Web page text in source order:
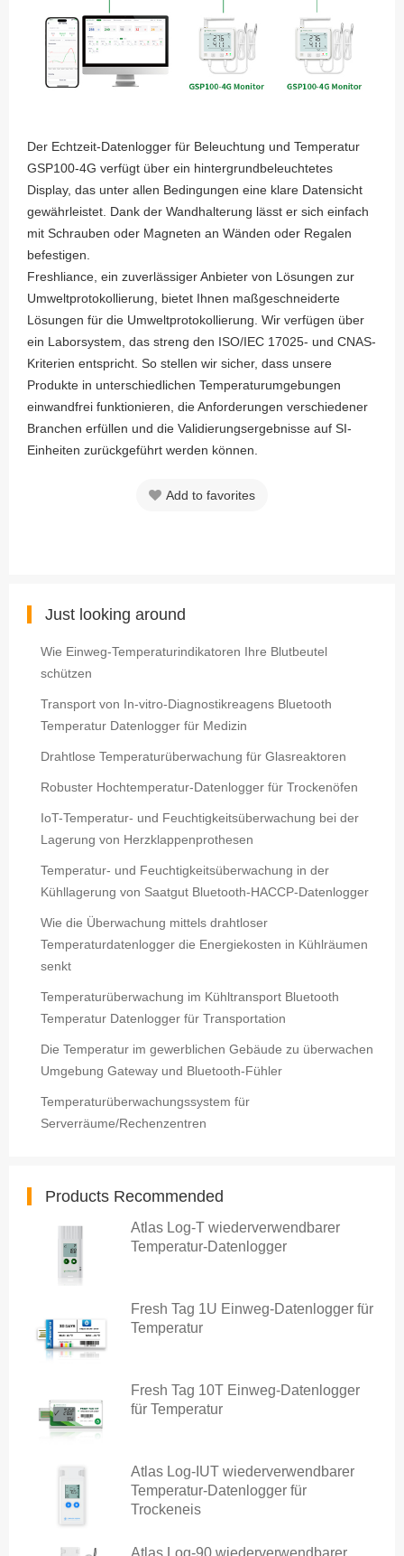
Der Echtzeit-Datenlogger für Beleuchtung und Temperatur
GSP100-4G verfügt über ein hintergrundbeleuchtetes
Display, das unter allen Bedingungen eine klare Datensicht
gewährleistet. Dank der Wandhalterung lässt er sich einfach
mit Schrauben oder Magneten an Wänden oder Regalen
befestigen.
Freshliance, ein zuverlässiger Anbieter von Lösungen zur
Umweltprotokollierung, bietet Ihnen maßgeschneiderte
Lösungen für die Umweltprotokollierung. Wir verfügen über
ein Laborsystem, das streng den ISO/IEC 17025- und CNAS-
Kriterien entspricht. So stellen wir sicher, dass unsere
Produkte in unterschiedlichen Temperaturumgebungen
einwandfrei funktionieren, die Anforderungen verschiedener
Branchen erfüllen und die Validierungsergebnisse auf SI-
Einheiten zurückgeführt werden können.
Add to favorites
Just looking around
Wie Einweg-Temperaturindikatoren Ihre Blutbeutel
schützen
Transport von In-vitro-Diagnostikreagens Bluetooth
Temperatur Datenlogger für Medizin
Drahtlose Temperaturüberwachung für Glasreaktoren
Robuster Hochtemperatur-Datenlogger für Trockenöfen
IoT-Temperatur- und Feuchtigkeitsüberwachung bei der
Lagerung von Herzklappenprothesen
Temperatur- und Feuchtigkeitsüberwachung in der
Kühllagerung von Saatgut Bluetooth-HACCP-Datenlogger
Wie die Überwachung mittels drahtloser
Temperaturdatenlogger die Energiekosten in Kühlräumen
senkt
Temperaturüberwachung im Kühltransport Bluetooth
Temperatur Datenlogger für Transportation
Die Temperatur im gewerblichen Gebäude zu überwachen
Umgebung Gateway und Bluetooth-Fühler
Temperaturüberwachungssystem für
Serverräume/Rechenzentren
Products Recommended
Atlas Log-T wiederverwendbarer
Temperatur-Datenlogger
Fresh Tag 1U Einweg-Datenlogger für
Temperatur
Fresh Tag 10T Einweg-Datenlogger
für Temperatur
Atlas Log-IUT wiederverwendbarer
Temperatur-Datenlogger für
Trockeneis
Atlas Log-90 wiederverwendbarer